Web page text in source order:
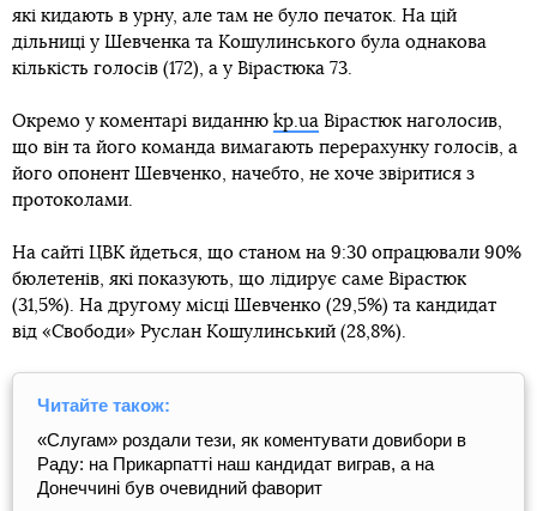
які кидають в урну, але там не було печаток. На цій
дільниці у Шевченка та Кошулинського була однакова
кількість голосів (172), а у Вірастюка 73.
Окремо у коментарі виданню kp.ua Вірастюк наголосив,
що він та його команда вимагають перерахунку голосів, а
його опонент Шевченко, начебто, не хоче звіритися з
протоколами.
На сайті ЦВК йдеться, що станом на 9:30 опрацювали 90%
бюлетенів, які показують, що лідирує саме Вірастюк
(31,5%). На другому місці Шевченко (29,5%) та кандидат
від «Свободи» Руслан Кошулинський (28,8%).
Читайте також:
«Слугам» роздали тези, як коментувати довибори в
Раду: на Прикарпатті наш кандидат виграв, а на
Донеччині був очевидний фаворит